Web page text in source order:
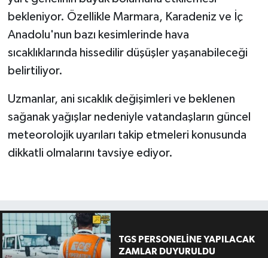
bekleniyor. Özellikle Marmara, Karadeniz ve İç
Anadolu'nun bazı kesimlerinde hava
sıcaklıklarında hissedilir düşüşler yaşanabileceği
belirtiliyor.
Uzmanlar, ani sıcaklık değişimleri ve beklenen
sağanak yağışlar nedeniyle vatandaşların güncel
meteorolojik uyarıları takip etmeleri konusunda
dikkatli olmalarını tavsiye ediyor.
TGS PERSONELİNE YAPILACAK
ZAMLAR DUYURULDU